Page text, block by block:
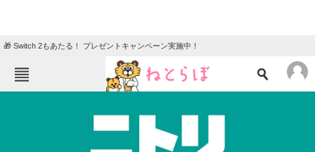
🎁 Switch 2もあたる！ プレゼントキャンペーン実施中！
ニュース
クイズ